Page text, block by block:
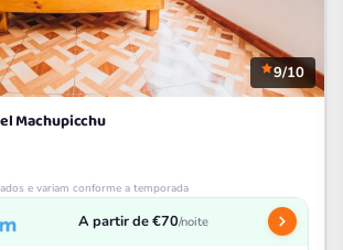
9/10
Machupicchu
e variam conforme a temporada
A partir de €70/noite